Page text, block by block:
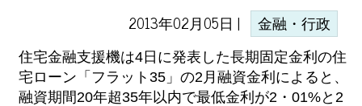
2013年02月05日 | 金融・行政
住宅金融支援機は4日に発表した長期固定金利の住
宅ローン「フラット35」の2月融資金利によると、
融資期間20年超35年以内で最低金利が2・01%と2